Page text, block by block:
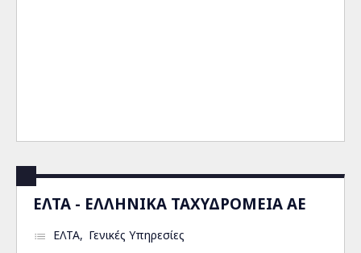
ΕΛΤΑ - ΕΛΛΗΝΙΚΑ ΤΑΧΥΔΡΟΜΕΙΑ ΑΕ
ΕΛΤΑ
Γενικές Υπηρεσίες